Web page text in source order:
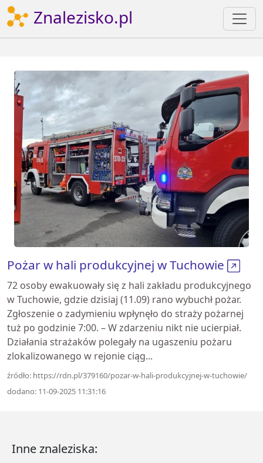
Znalezisko.pl
Pożar w hali produkcyjnej w Tuchowie
72 osoby ewakuowały się z hali zakładu produkcyjnego
w Tuchowie, gdzie dzisiaj (11.09) rano wybuchł pożar.
Zgłoszenie o zadymieniu wpłynęło do straży pożarnej
tuż po godzinie 7:00. – W zdarzeniu nikt nie ucierpiał.
Działania strażaków polegały na ugaszeniu pożaru
zlokalizowanego w rejonie ciąg...
źródło: https://rdn.pl/379160/pozar-w-hali-produkcyjnej-w-tuchowie/
dodano: 11-09-2025 11:31:16
Inne znaleziska: